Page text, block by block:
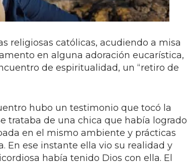
religiosas católicas, acudiendo a misa
en alguna adoración eucarística,
de espiritualidad, un “retiro de
hubo un testimonio que tocó la
trataba de una chica que había logrado
en el mismo ambiente y prácticas
En ese instante ella vio su realidad y
había tenido Dios con ella. El